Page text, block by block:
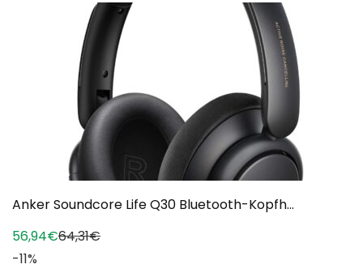
Anker Soundcore Life Q30 Bluetooth-Kopfh...
56,94€64,31€
-11%